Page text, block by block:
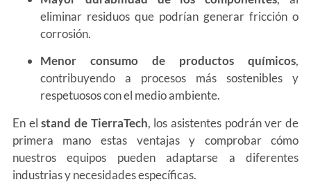
eliminar residuos que podrían generar fricción o
corrosión.
Menor consumo de productos químicos,
contribuyendo a procesos más sostenibles y
respetuosos con el medio ambiente.
En elstand de TierraTech, los asistentes podrán ver de
primera mano estas ventajas y comprobar cómo
nuestros equipos pueden adaptarse a diferentes
industrias y necesidades específicas.